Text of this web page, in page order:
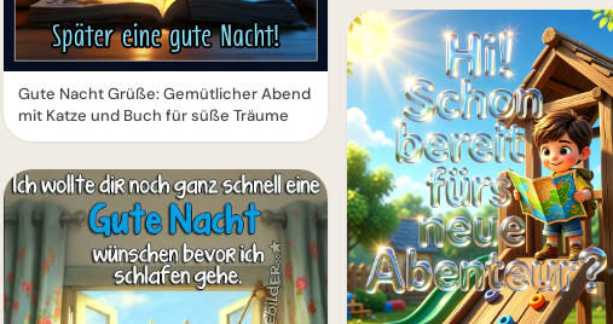
Gute Nacht Grüße: Gemütlicher Abend
mit Katze und Buch für süße Träume